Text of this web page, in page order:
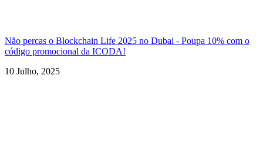
Não percas o Blockchain Life 2025 no Dubai - Poupa 10% com o
código promocional da ICODA!
10 Julho, 2025